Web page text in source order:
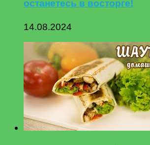
останетесь в восторге!
14.08.2024